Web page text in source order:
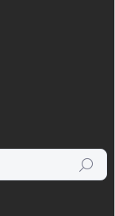
Hľadať